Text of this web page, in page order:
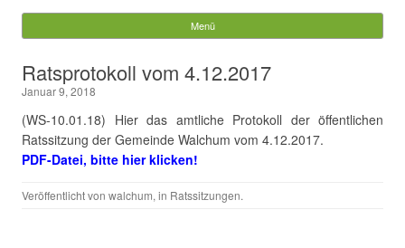
Gemeinde Walchum
nach:
Menü
Ratsprotokoll vom 4.12.2017
Januar 9, 2018
(WS-10.01.18) Hier das amtliche Protokoll der öffentlichen
Ratssitzung der Gemeinde Walchum vom 4.12.2017.
PDF-Datei, bitte hier klicken!
Veröffentlicht von walchum, in Ratssitzungen.